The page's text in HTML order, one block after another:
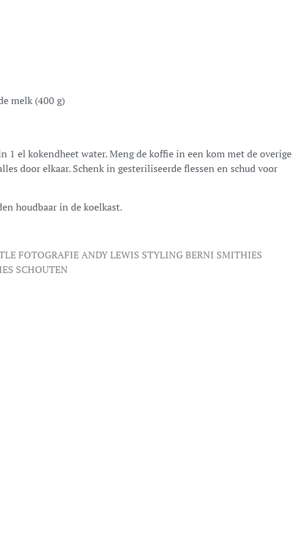
melk (400 g)
1 el kokendheet water. Meng de koffie in een kom met de overige
door elkaar. Schenk in gesteriliseerde flessen en schud voor
houdbaar in de koelkast.
FOTOGRAFIE ANDY LEWIS STYLING BERNI SMITHIES
SCHOUTEN